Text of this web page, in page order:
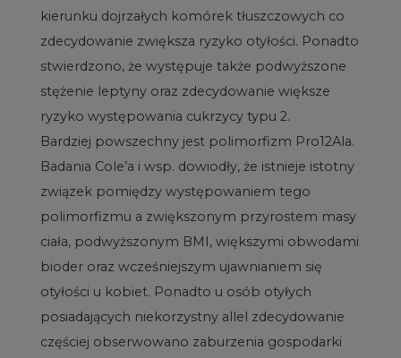
kierunku dojrzałych komórek tłuszczowych co
zdecydowanie zwiększa ryzyko otyłości. Ponadto
stwierdzono, że występuje także podwyższone
stężenie leptyny oraz zdecydowanie większe
ryzyko występowania cukrzycy typu 2.
Bardziej powszechny jest polimorfizm Pro12Ala.
Badania Cole’a i wsp. dowiodły, że istnieje istotny
związek pomiędzy występowaniem tego
polimorfizmu a zwiększonym przyrostem masy
ciała, podwyższonym BMI, większymi obwodami
bioder oraz wcześniejszym ujawnianiem się
otyłości u kobiet. Ponadto u osób otyłych
posiadających niekorzystny allel zdecydowanie
częściej obserwowano zaburzenia gospodarki